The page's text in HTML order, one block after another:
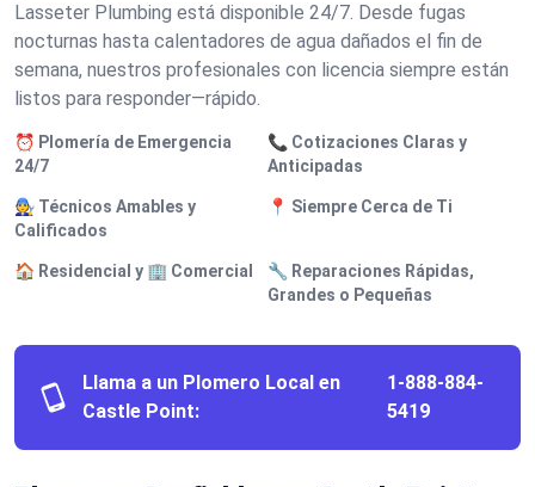
Lasseter Plumbing está disponible 24/7. Desde fugas
nocturnas hasta calentadores de agua dañados el fin de
semana, nuestros profesionales con licencia siempre están
listos para responder—rápido.
⏰ Plomería de Emergencia
24/7
📞 Cotizaciones Claras y
Anticipadas
🧑‍🔧 Técnicos Amables y
Calificados
📍 Siempre Cerca de Ti
🏠 Residencial y 🏢 Comercial
🔧 Reparaciones Rápidas,
Grandes o Pequeñas
Llama a un Plomero Local en
Castle Point:
1-888-884-
5419